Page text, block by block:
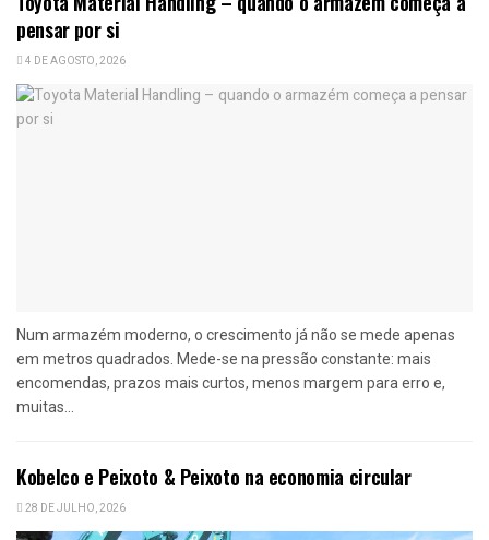
pensar por si
4 DE AGOSTO, 2026
Num armazém moderno, o crescimento já não se mede apenas
em metros quadrados. Mede-se na pressão constante: mais
encomendas, prazos mais curtos, menos margem para erro e,
muitas...
Kobelco e Peixoto & Peixoto na economia circular
28 DE JULHO, 2026